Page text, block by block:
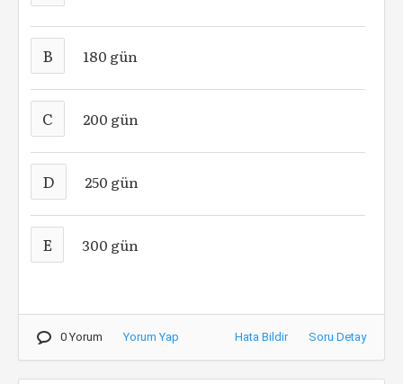
B 180 gün
C 200 gün
D 250 gün
E 300 gün
0 Yorum Yorum Yap Hata Bildir Soru Detay